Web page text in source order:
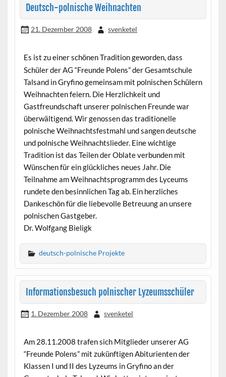
Deutsch-polnische Weihnachten
21. Dezember 2008 svenketel
Es ist zu einer schönen Tradition geworden, dass
Schüler der AG “Freunde Polens” der Gesamtschule
Talsand in Gryfino gemeinsam mit polnischen Schülern
Weihnachten feiern. Die Herzlichkeit und
Gastfreundschaft unserer polnischen Freunde war
überwältigend. Wir genossen das traditionelle
polnische Weihnachtsfestmahl und sangen deutsche
und polnische Weihnachtslieder. Eine wichtige
Tradition ist das Teilen der Oblate verbunden mit
Wünschen für ein glückliches neues Jahr. Die
Teilnahme am Weihnachtsprogramm des Lyceums
rundete den besinnlichen Tag ab. Ein herzliches
Dankeschön für die liebevolle Betreuung an unsere
polnischen Gastgeber.
Dr. Wolfgang Bieligk
deutsch-polnische Projekte
Informationsbesuch polnischer Lyzeumsschüler
1. Dezember 2008 svenketel
Am 28.11.2008 trafen sich Mitglieder unserer AG
“Freunde Polens” mit zukünftigen Abiturienten der
Klassen I und II des Lyzeums in Gryfino an der